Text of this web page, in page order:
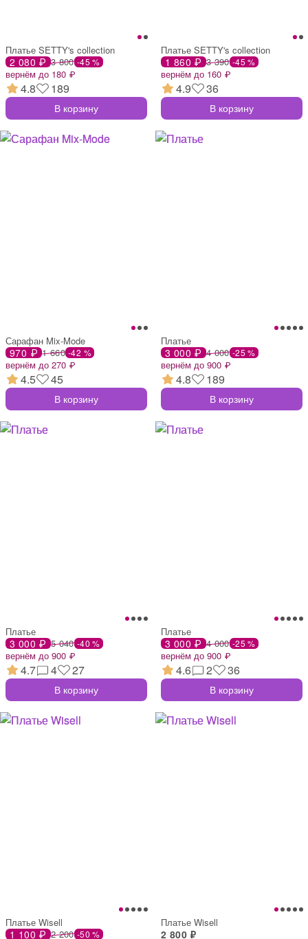
Платье SETTY's collection
2 080 ₽ 3 800 -45 %
вернём до 180 ₽
4.8 189
В корзину
Платье SETTY's collection
1 860 ₽ 3 390 -45 %
вернём до 160 ₽
4.9 36
В корзину
Сарафан Mix-Mode
970 ₽ 1 660 -42 %
вернём до 270 ₽
4.5 45
В корзину
Платье
3 000 ₽ 4 000 -25 %
вернём до 900 ₽
4.8 189
В корзину
Платье
3 000 ₽ 5 040 -40 %
вернём до 900 ₽
4.7 4 27
В корзину
Платье
3 000 ₽ 4 000 -25 %
вернём до 900 ₽
4.6 2 36
В корзину
Платье Wisell
1 100 ₽ 2 200 -50 %
Платье Wisell
2 800 ₽